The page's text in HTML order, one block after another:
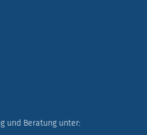
und Beratung unter: